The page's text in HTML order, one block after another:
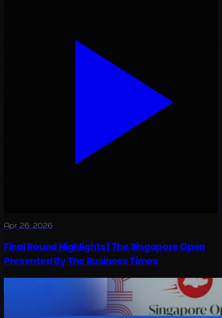
Apr 26, 2026
Final Round Highlights | The Singapore Open
Presented By The Business Times